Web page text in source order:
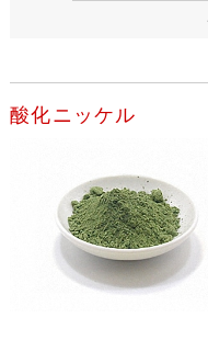
酸化ニッケル